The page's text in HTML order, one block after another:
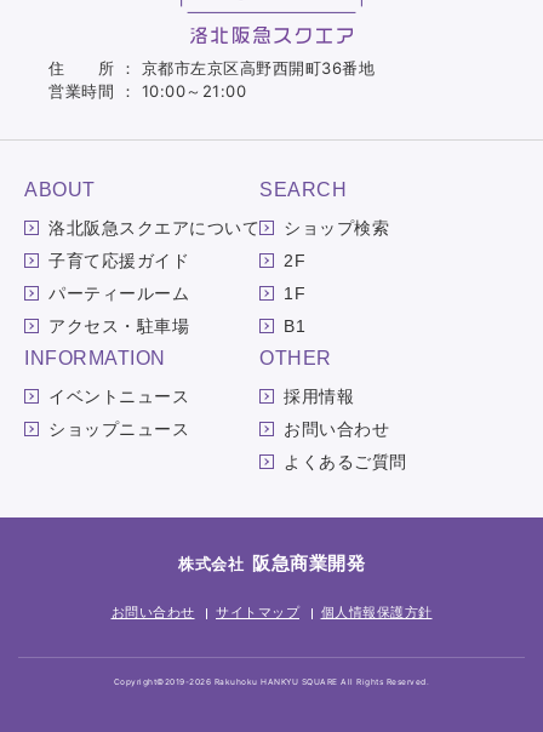
住 所 ： 京都市左京区高野西開町36番地
営業時間 ： 10:00～21:00
ABOUT
洛北阪急スクエアについて
子育て応援ガイド
パーティールーム
アクセス・駐車場
SEARCH
ショップ検索
2F
1F
B1
INFORMATION
イベントニュース
ショップニュース
OTHER
採用情報
お問い合わせ
よくあるご質問
株式会社 阪急商業開発
お問い合わせ サイトマップ 個人情報保護方針
Copyright©2019-2026 Rakuhoku HANKYU SQUARE All Rights Reserved.